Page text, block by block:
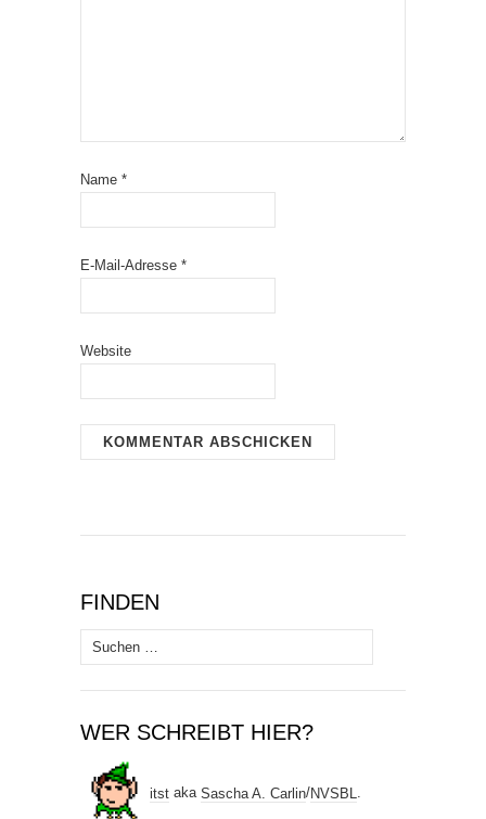
Name *
E-Mail-Adresse *
Website
FINDEN
Suchen
nach:
WER SCHREIBT HIER?
itst aka Sascha A. Carlin/NVSBL .